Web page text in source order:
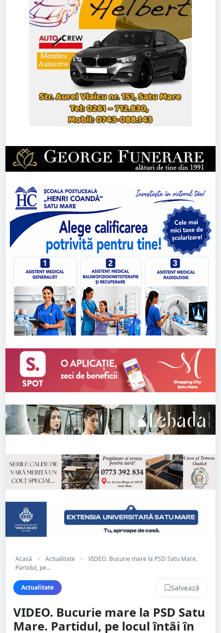
Acasă • Actualitate •
VIDEO. Bucurie mare la PSD Satu Mare.
Partidul, pe...
Actualitate Salvează
VIDEO. Bucurie mare la PSD Satu
Mare. Partidul, pe locul întâi în